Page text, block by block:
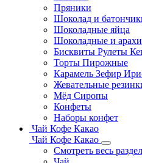
Пряники
Шоколад и
Шоколадные яйца
Шоколадные и
Бисквиты Рулеты
Торты Пирожные
Карамель Зефир
Жевательные
Мёд Сиропы
Конфеты
Наборы конфет
Чай Кофе Какао
Чай Кофе Какао
Смотреть весь раздел